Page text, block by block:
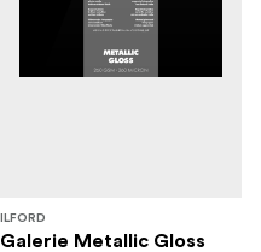
ILFORD
Galerie Metallic Gloss